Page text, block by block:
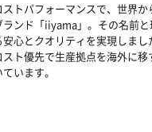
トパフォーマンスで、世界か
ンド「iiyama」。その名前と
心とクオリティを実現しまし
スト優先で生産拠点を海外に
います。